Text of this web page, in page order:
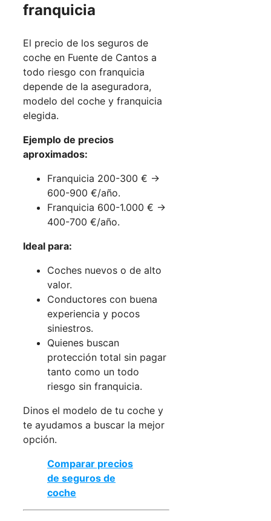
franquicia
El precio de los seguros de
coche en Fuente de Cantos a
todo riesgo con franquicia
depende de la aseguradora,
modelo del coche y franquicia
elegida.
Ejemplo de precios
aproximados:
Franquicia 200-300 € →
600-900 €/año.
Franquicia 600-1.000 € →
400-700 €/año.
Ideal para:
Coches nuevos o de alto
valor.
Conductores con buena
experiencia y pocos
siniestros.
Quienes buscan
protección total sin pagar
tanto como un todo
riesgo sin franquicia.
Dinos el modelo de tu coche y
te ayudamos a buscar la mejor
opción.
Comparar precios
de seguros de
coche